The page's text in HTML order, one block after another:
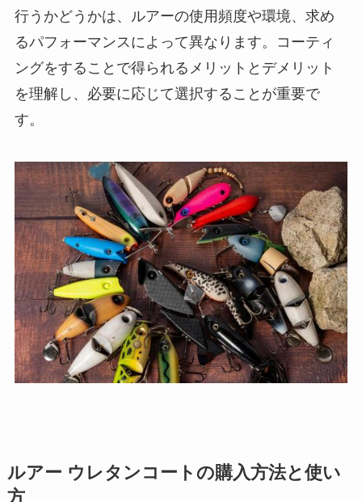
行うかどうかは、ルアーの使用頻度や環境、求め
るパフォーマンスによって異なります。コーティ
ングをすることで得られるメリットとデメリット
を理解し、必要に応じて選択することが重要で
す。
ルアー ウレタンコートの購入方法と使い
方